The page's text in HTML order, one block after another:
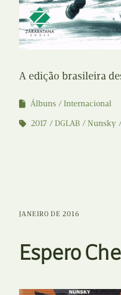
A edição brasileira
Álbuns
Internacional
2017
DGLAB Nunsky
JANEIRO DE 2016
Espero